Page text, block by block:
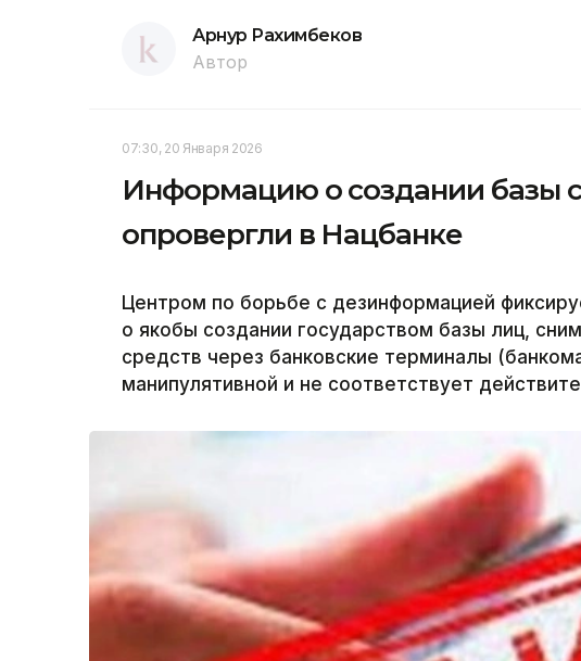
Арнур Рахимбеков
Автор
07:30, 20 Января 2026
Информацию о создании базы
опровергли в Нацбанке
Центром по борьбе с дезинформацией
о якобы создании государством базы лиц,
средств через банковские терминалы
манипулятивной и не соответствует